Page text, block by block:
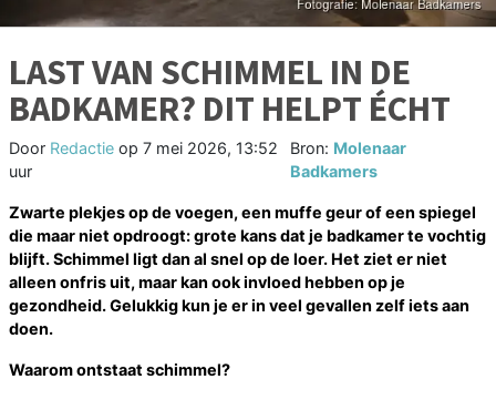
LAST VAN SCHIMMEL IN DE
BADKAMER? DIT HELPT ÉCHT
Door Redactie op 7 mei 2026, 13:52
uur
Bron: Molenaar
Badkamers
Zwarte plekjes op de voegen, een muffe geur of een spiegel
die maar niet opdroogt: grote kans dat je badkamer te vochtig
blijft. Schimmel ligt dan al snel op de loer. Het ziet er niet
alleen onfris uit, maar kan ook invloed hebben op je
gezondheid. Gelukkig kun je er in veel gevallen zelf iets aan
doen.
Waarom ontstaat schimmel?